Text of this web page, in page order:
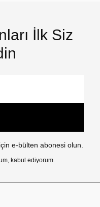
İlk Siz
e-bülten abonesi olun.
kabul ediyorum.